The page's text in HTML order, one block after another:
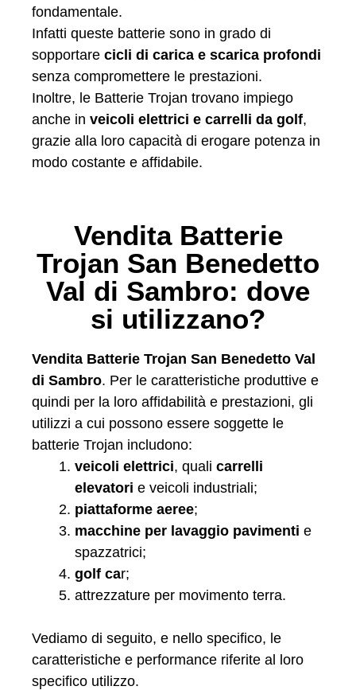
fondamentale.
Infatti queste batterie sono in grado di
sopportare cicli di carica e scarica profondi
senza compromettere le prestazioni.
Inoltre, le Batterie Trojan trovano impiego
anche in veicoli elettrici e carrelli da golf,
grazie alla loro capacità di erogare potenza in
modo costante e affidabile.
Vendita Batterie
Trojan San Benedetto
Val di Sambro: dove
si utilizzano?
Vendita Batterie Trojan San Benedetto Val
di Sambro. Per le caratteristiche produttive e
quindi per la loro affidabilità e prestazioni, gli
utilizzi a cui possono essere soggette le
batterie Trojan includono:
veicoli elettrici, quali carrelli
elevatori e veicoli industriali;
piattaforme aeree;
macchine per lavaggio pavimenti e
spazzatrici;
golf car;
attrezzature per movimento terra.
Vediamo di seguito, e nello specifico, le
caratteristiche e performance riferite al loro
specifico utilizzo.